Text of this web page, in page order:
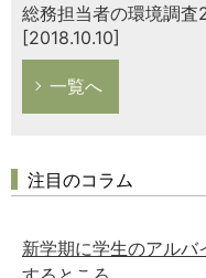
総務担当者の環境調査
[2018.10.10]
一覧へ
注目のコラム
新学期に学生のアル